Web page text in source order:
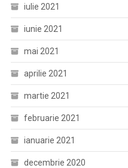
iulie 2021
iunie 2021
mai 2021
aprilie 2021
martie 2021
februarie 2021
ianuarie 2021
decembrie 2020